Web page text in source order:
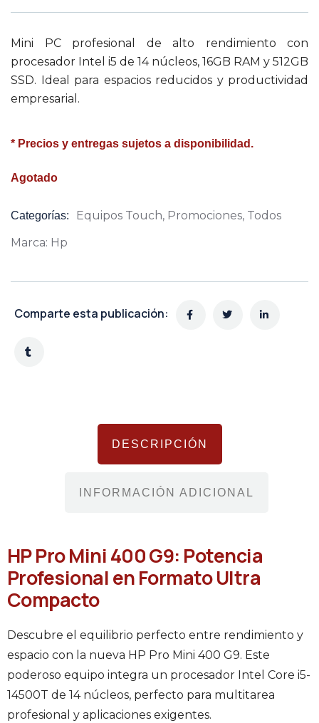
Mini PC profesional de alto rendimiento con
procesador Intel i5 de 14 núcleos, 16GB RAM y 512GB
SSD. Ideal para espacios reducidos y productividad
empresarial.
* Precios y entregas sujetos a disponibilidad.
Agotado
Categorías: Equipos Touch, Promociones, Todos
Marca: Hp
Comparte esta publicación:
DESCRIPCIÓN
INFORMACIÓN ADICIONAL
HP Pro Mini 400 G9: Potencia
Profesional en Formato Ultra
Compacto
Descubre el equilibrio perfecto entre rendimiento y
espacio con la nueva HP Pro Mini 400 G9. Este
poderoso equipo integra un procesador Intel Core i5-
14500T de 14 núcleos, perfecto para multitarea
profesional y aplicaciones exigentes.